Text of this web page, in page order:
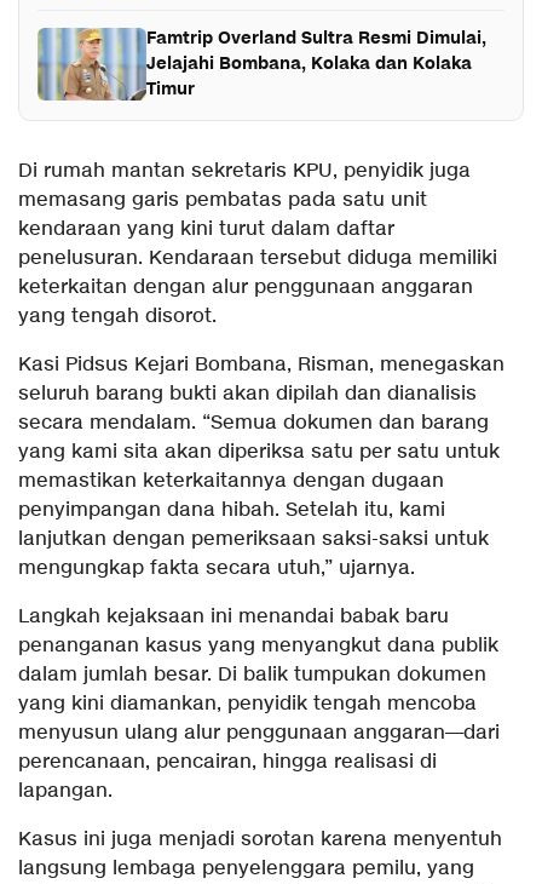
Famtrip Overland Sultra Resmi Dimulai,
Jelajahi Bombana, Kolaka dan Kolaka
Timur
Di rumah mantan sekretaris KPU, penyidik juga
memasang garis pembatas pada satu unit
kendaraan yang kini turut dalam daftar
penelusuran. Kendaraan tersebut diduga memiliki
keterkaitan dengan alur penggunaan anggaran
yang tengah disorot.
Kasi Pidsus Kejari Bombana, Risman, menegaskan
seluruh barang bukti akan dipilah dan dianalisis
secara mendalam. “Semua dokumen dan barang
yang kami sita akan diperiksa satu per satu untuk
memastikan keterkaitannya dengan dugaan
penyimpangan dana hibah. Setelah itu, kami
lanjutkan dengan pemeriksaan saksi-saksi untuk
mengungkap fakta secara utuh,” ujarnya.
Langkah kejaksaan ini menandai babak baru
penanganan kasus yang menyangkut dana publik
dalam jumlah besar. Di balik tumpukan dokumen
yang kini diamankan, penyidik tengah mencoba
menyusun ulang alur penggunaan anggaran—dari
perencanaan, pencairan, hingga realisasi di
lapangan.
Kasus ini juga menjadi sorotan karena menyentuh
langsung lembaga penyelenggara pemilu, yang